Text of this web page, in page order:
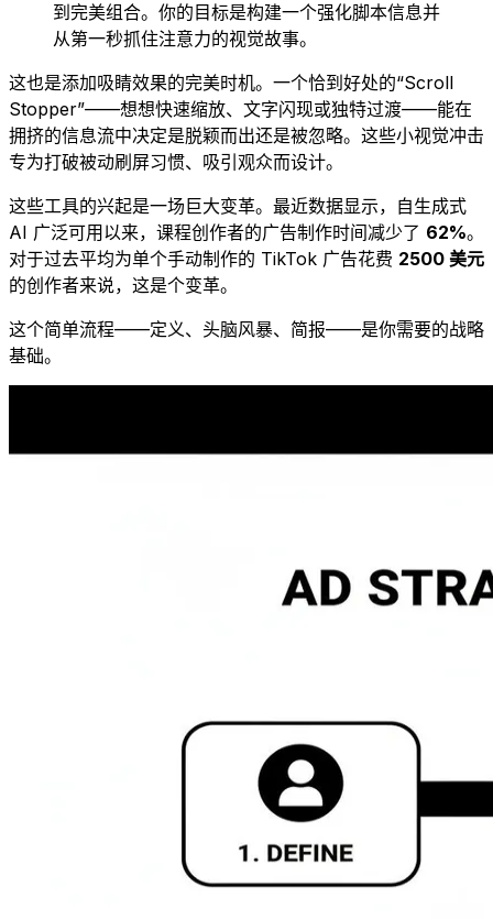
到完美组合。你的目标是构建一个强化脚本信息并
从第一秒抓住注意力的视觉故事。
这也是添加吸睛效果的完美时机。一个恰到好处的“Scroll
Stopper”——想想快速缩放、文字闪现或独特过渡——能在
拥挤的信息流中决定是脱颖而出还是被忽略。这些小视觉冲击
专为打破被动刷屏习惯、吸引观众而设计。
这些工具的兴起是一场巨大变革。最近数据显示，自生成式
AI 广泛可用以来，课程创作者的广告制作时间减少了 62%。
对于过去平均为单个手动制作的 TikTok 广告花费 2500 美元
的创作者来说，这是个变革。
这个简单流程——定义、头脑风暴、简报——是你需要的战略
基础。